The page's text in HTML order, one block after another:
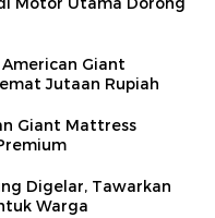
Giant
Jutaan Rupiah
Giant Mattress
Digelar, Tawarkan
Warga